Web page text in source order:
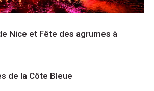
Nice et Fête des agrumes à
de la Côte Bleue